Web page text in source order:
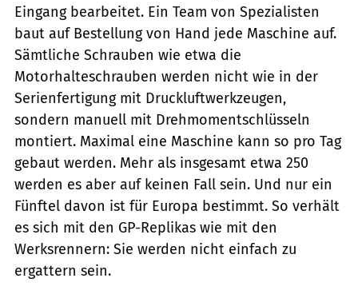
Eingang bearbeitet. Ein Team von Spezialisten
baut auf Bestellung von Hand jede Maschine auf.
Sämtliche Schrauben wie etwa die
Motorhalteschrauben werden nicht wie in der
Serienfertigung mit Druckluftwerkzeugen,
sondern manuell mit Drehmomentschlüsseln
montiert. Maximal eine Maschine kann so pro Tag
gebaut werden. Mehr als insgesamt ­etwa 250
werden es aber auf keinen Fall sein. Und nur ein
Fünftel davon ist für Europa bestimmt. So verhält
es sich mit den GP-Replikas wie mit den
Werksrennern: Sie werden nicht einfach zu
ergattern sein.